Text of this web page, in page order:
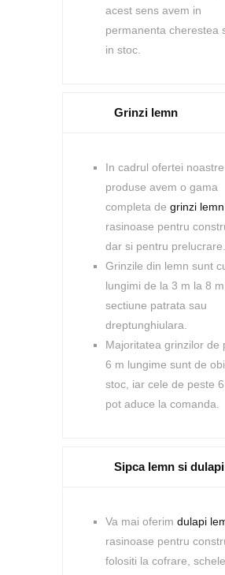
acest sens avem in
permanenta cherestea
in stoc.
Grinzi lemn
In cadrul ofertei
produse avem o gama
completa de grinzi lemn
rasinoase pentru
dar si pentru prelucrare.
Grinzile din lemn sunt
lungimi de la 3 m la 8
sectiune patrata sau
dreptunghiulara.
Majoritatea grinzilor de
6 m lungime sunt de
stoc, iar cele de peste
pot aduce la comanda.
Sipca lemn si
Va mai oferim dulapi
rasinoase pentru
folositi la cofrare,